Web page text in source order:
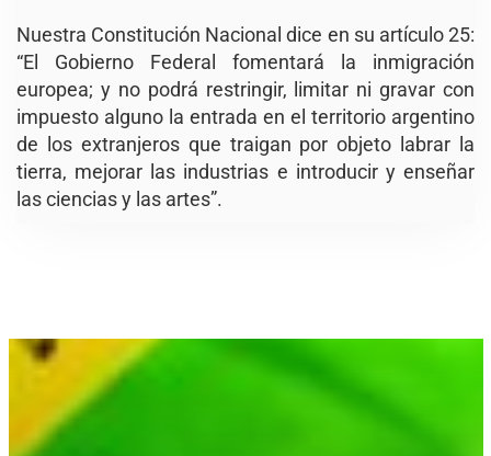
Nuestra Constitución Nacional dice en su artículo 25:
“El Gobierno Federal fomentará la inmigración
europea; y no podrá restringir, limitar ni gravar con
impuesto alguno la entrada en el territorio argentino
de los extranjeros que traigan por objeto labrar la
tierra, mejorar las industrias e introducir y enseñar
las ciencias y las artes”.